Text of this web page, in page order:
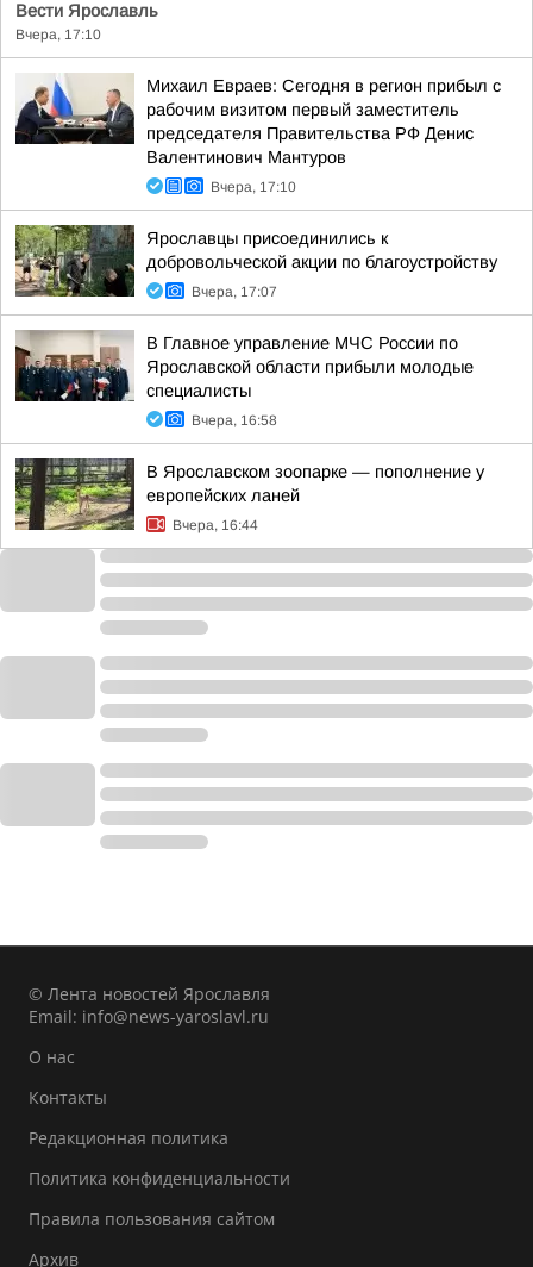
Вести Ярославль
Вчера, 17:10
Михаил Евраев: Сегодня в регион прибыл с
рабочим визитом первый заместитель
председателя Правительства РФ Денис
Валентинович Мантуров
Вчера, 17:10
Ярославцы присоединились к
добровольческой акции по благоустройству
Вчера, 17:07
В Главное управление МЧС России по
Ярославской области прибыли молодые
специалисты
Вчера, 16:58
В Ярославском зоопарке — пополнение у
европейских ланей
Вчера, 16:44
© Лента новостей Ярославля
Email: info@news-yaroslavl.ru
О нас
Контакты
Редакционная политика
Политика конфиденциальности
Правила пользования сайтом
Архив